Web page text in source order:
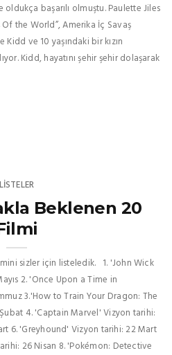
başarılı olmuştu. Paulette Jiles
the World”, Amerika İç Savaş
ve 10 yaşındaki bir kızın
Kidd, hayatını şehir şehir dolaşarak
LISTELER
Beklenen 20
sizler için listeledik. 1. 'John Wick
2. 'Once Upon a Time in
3.'How to Train Your Dragon: The
4. 'Captain Marvel' Vizyon tarihi:
6. 'Greyhound' Vizyon tarihi: 22 Mart
26 Nisan 8. 'Pokémon: Detective